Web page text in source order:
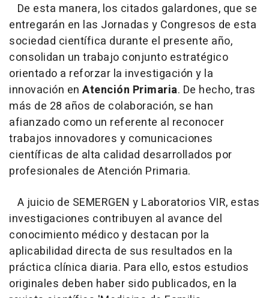
De esta manera, los citados galardones, que se
entregarán en las Jornadas y Congresos de esta
sociedad científica durante el presente año,
consolidan un trabajo conjunto estratégico
orientado a reforzar la investigación y la
innovación en Atención Primaria. De hecho, tras
más de 28 años de colaboración, se han
afianzado como un referente al reconocer
trabajos innovadores y comunicaciones
científicas de alta calidad desarrollados por
profesionales de Atención Primaria.
A juicio de SEMERGEN y Laboratorios VIR, estas
investigaciones contribuyen al avance del
conocimiento médico y destacan por la
aplicabilidad directa de sus resultados en la
práctica clínica diaria. Para ello, estos estudios
originales deben haber sido publicados, en la